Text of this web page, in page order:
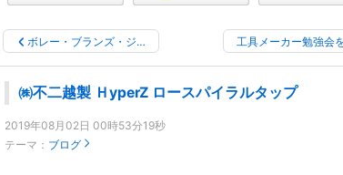
ボレー・ブランズ・ジ… 工具メーカー勉強会
㈱不二越製 ＨyperZ ロースパイラルタップ
2019年08月02日 00時53分19秒
テーマ： ブログ